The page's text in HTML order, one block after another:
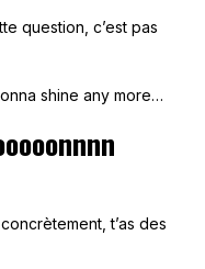
question, c’est pas
shine any more…
t’as des